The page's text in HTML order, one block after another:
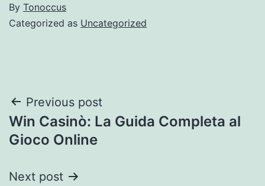
By Tonoccus
Categorized as Uncategorized
Post
navigation
Previous post
Win Casinò: La Guida Completa al
Gioco Online
Next post